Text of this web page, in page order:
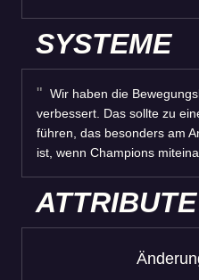
SYSTEME
Wir haben die
verbessert. Das sollte zu
führen, das besonders am
ist, wenn Champions
ATTRIBUTE